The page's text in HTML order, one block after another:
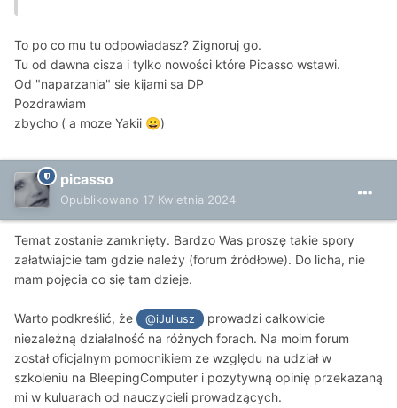
To po co mu tu odpowiadasz? Zignoruj go.
Tu od dawna cisza i tylko nowości które Picasso wstawi.
Od "naparzania" sie kijami sa DP
Pozdrawiam
zbycho ( a moze Yakii 😀)
picasso
Opublikowano 17 Kwietnia 2024
Temat zostanie zamknięty. Bardzo Was proszę takie spory
załatwiajcie tam gdzie należy (forum źródłowe). Do licha, nie
mam pojęcia co się tam dzieje.
Warto podkreślić, że @iJuliusz
prowadzi całkowicie
niezależną działalność na różnych forach. Na moim forum
został oficjalnym pomocnikiem ze względu na udział w
szkoleniu na BleepingComputer i pozytywną opinię przekazaną
mi w kuluarach od nauczycieli prowadzących.